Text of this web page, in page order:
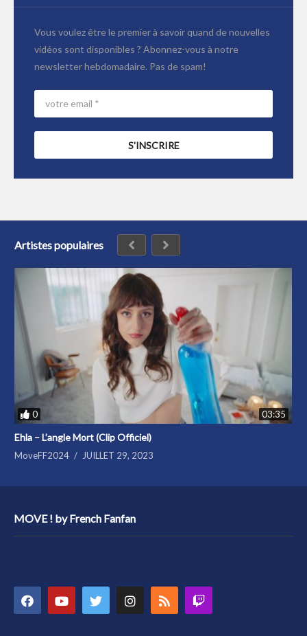
Vous voulez être le premier à savoir quand de nouvelles
vidéos sont disponibles ? Abonnez-vous à notre
newsletter hebdomadaire. Pas de spam!
Artistes populaires
0 03:35
Ehla – L’angle Mort (Clip Officiel)
MoveFF2024 JUILLET 29, 2023
MOVE ! by French Fanfan